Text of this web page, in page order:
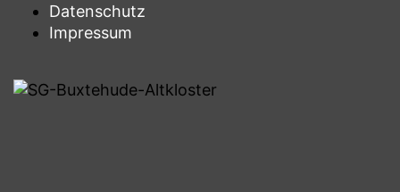
Datenschutz
Impressum